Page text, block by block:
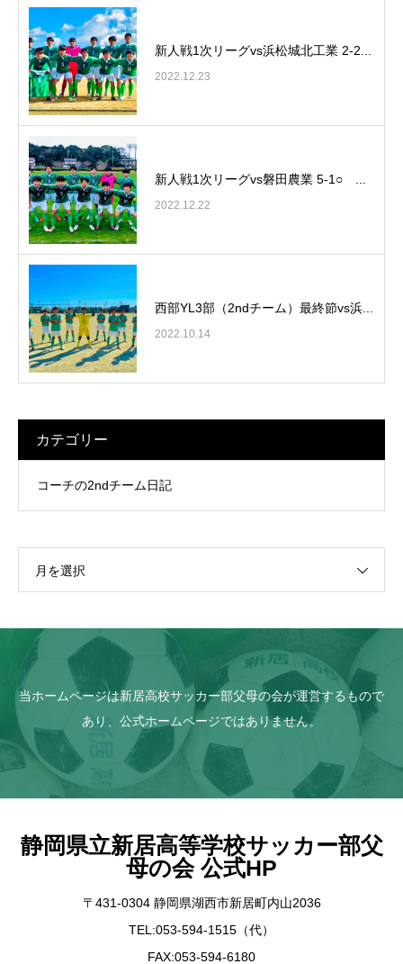
新人戦1次リーグvs浜松城北工業 2-2...
2022.12.23
新人戦1次リーグvs磐田農業 5-1○ ...
2022.12.22
西部YL3部（2ndチーム）最終節vs浜...
2022.10.14
カテゴリー
コーチの2ndチーム日記
月を選択
当ホームページは新居高校サッカー部父母の会が運営するもので
あり、公式ホームページではありません。
静岡県立新居高等学校サッカー部父
母の会 公式HP
〒431-0304 静岡県湖西市新居町内山2036
TEL:053-594-1515（代）
FAX:053-594-6180